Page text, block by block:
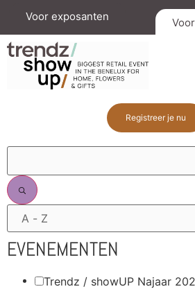
Voor exposanten
Registreer je nu
EVENEMENTEN
Trendz / showUP Najaar